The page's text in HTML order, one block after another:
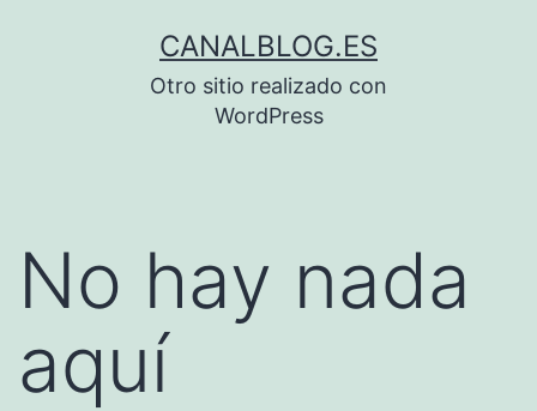
CANALBLOG.ES
Otro sitio realizado con
WordPress
No hay nada
aquí